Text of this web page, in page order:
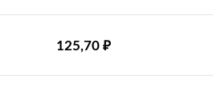
125,70 ₽